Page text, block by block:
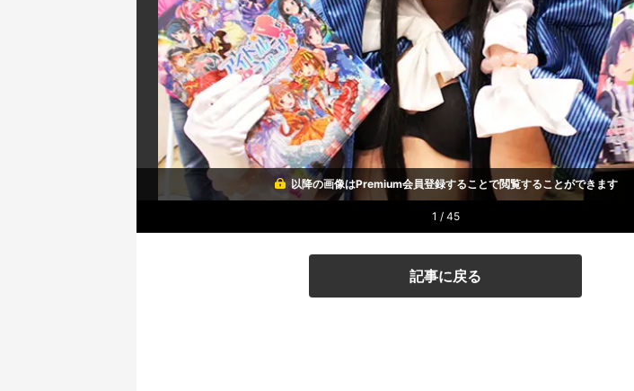
以降の画像はPremium会員登録することで閲覧することができます
1 / 45
記事に戻る